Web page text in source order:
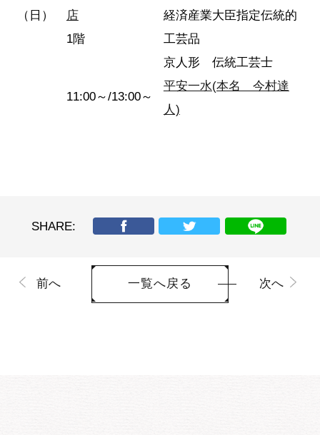
（日）
店
1階
11:00～/13:00～
経済産業大臣指定伝統的
工芸品
京人形 伝統工芸士
平安一水(本名 今村達
人)
SHARE:
前へ 一覧へ戻る 次へ